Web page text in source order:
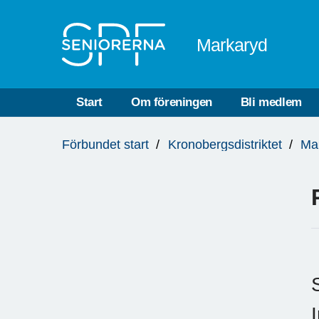
Markaryd
Start Om föreningen Bli medlem
är
Förbundet start Kronobergsdistriktet